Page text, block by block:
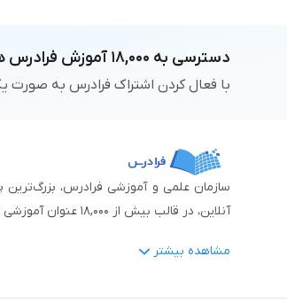
دسترسی به ۱۸,۰۰۰ آموزش فرادرس
با فعال کردن اشتراک فرادرس به
آنلاین، در قالب بیش از ۱۸,۰۰۰ عنوان آموزشی علمی، مهارتی و کاربردی، منتشر کرده‌است.
مشاهده بیشتر